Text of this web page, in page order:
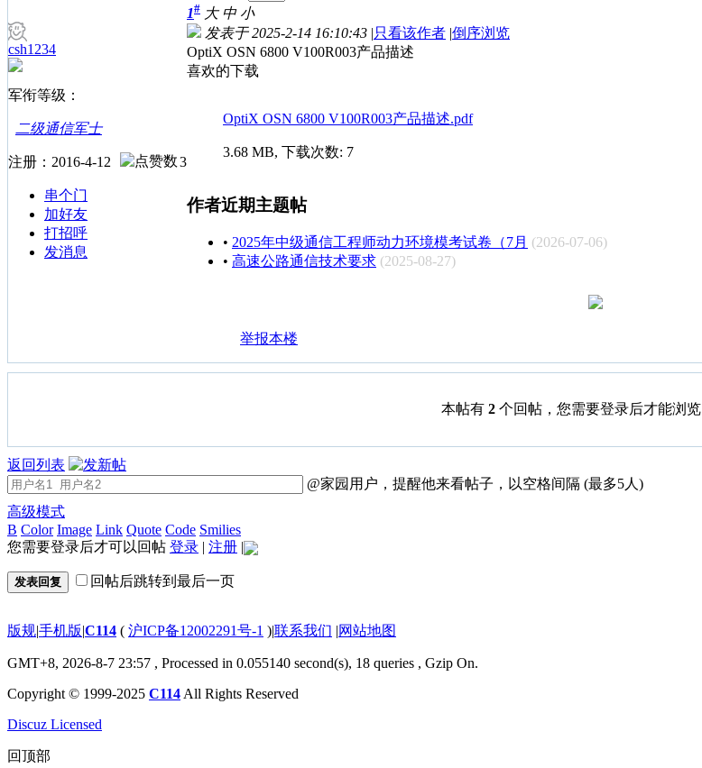
csh1234
军衔等级：
二级通信军士
注册：2016-4-12 3
串个门
加好友
打招呼
发消息
1# 大 中 小
发表于 2025-2-14 16:10:43 |只看该作者 |倒序浏览
OptiX OSN 6800 V100R003产品描述
喜欢的下载
OptiX OSN 6800 V100R003产品描述.pdf
3.68 MB, 下载次数: 7
作者近期主题帖
• 2025年中级通信工程师动力环境模考试卷（7月 (2026-07-06)
• 高速公路通信技术要求 (2025-08-27)
举报本楼
本帖有 2个回帖，您需要登录后才能浏览
返回列表
@家园用户，提醒他来看帖子，以空格间隔 (最多5人)
高级模式
B Color Image Link Quote Code Smilies
您需要登录后才可以回帖 登录 | 注册 |
发表回复 回帖后跳转到最后一页
版规|手机版|C114 ( 沪ICP备12002291号-1 )|联系我们 |网站地图
GMT+8, 2026-8-7 23:57 , Processed in 0.055140 second(s), 18 queries , Gzip On.
Copyright © 1999-2025 C114 All Rights Reserved
Discuz Licensed
回顶部